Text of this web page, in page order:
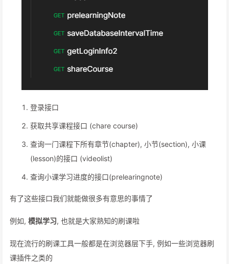
登录接口
获取共享课程接口 (chare course)
查询一门课程下所有章节(chapter), 小节(section), 小课
(lesson)的接口 (videolist)
查询小课学习进度的接口(prelearingnote)
有了这些接口我们就能做很多有意思的事情了
例如, 模拟学习, 也就是大家熟知的刷课啦
现在流行的刷课工具一般都是在浏览器层下手, 例如一些浏览器刷
课插件之类的